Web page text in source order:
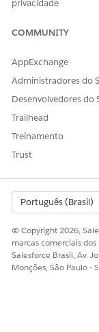
privacidade
COMMUNITY
AppExchange
Administradores do
Desenvolvedores do
Trailhead
Treinamento
Trust
Português (Brasil)
© Copyright 2026,
marcas comerciais
Salesforce Brasil, Av.
Monções, São Paulo -